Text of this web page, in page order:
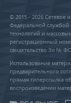
© 2015 - 2026 Сетевое
Федеральной службой
технологий и
регистрационный
свидетельство Эл № ФС
Использование
предварительного
прямая гиперссылка
воспроизведении